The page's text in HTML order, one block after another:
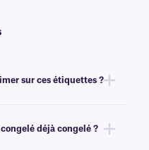
sur ces étiquettes ?
rubande classe RRde même
déjà congelé ?